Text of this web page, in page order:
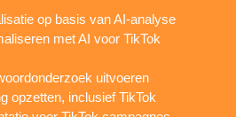
op basis van AI-analyse
met AI voor TikTok
uitvoeren
opzetten, inclusief TikTok